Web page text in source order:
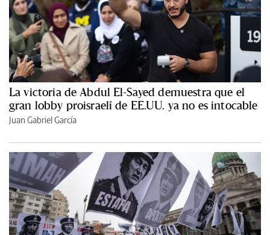
La victoria de Abdul El-Sayed demuestra que el
gran lobby proisraelí de EE.UU. ya no es intocable
Juan Gabriel García